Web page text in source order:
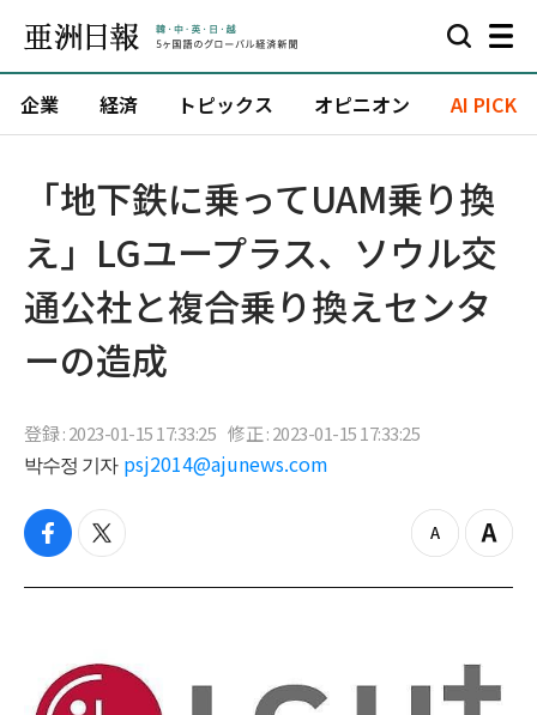
企業 経済 トピックス オピニオン AI PICK
「地下鉄に乗ってUAM乗り換
え」LGユープラス、ソウル交
通公社と複合乗り換えセンタ
ーの造成
登録 : 2023-01-15 17:33:25 修正 : 2023-01-15 17:33:25
박수정 기자 psj2014@ajunews.com
f
c
o
k
t
i
r
z
o
Z
o